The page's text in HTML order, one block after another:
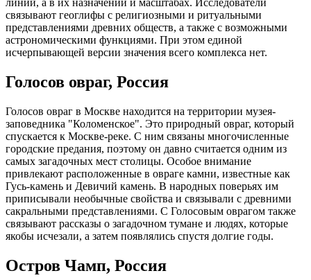
линий, а в их назначении и масштабах. Исследователи
связывают геоглифы с религиозными и ритуальными
представлениями древних обществ, а также с возможными
астрономическими функциями. При этом единой
исчерпывающей версии значения всего комплекса нет.
Голосов овраг, Россия
Голосов овраг в Москве находится на территории музея-
заповедника "Коломенское". Это природный овраг, который
спускается к Москве-реке. С ним связаны многочисленные
городские предания, поэтому он давно считается одним из
самых загадочных мест столицы. Особое внимание
привлекают расположенные в овраге камни, известные как
Гусь-камень и Девичий камень. В народных поверьях им
приписывали необычные свойства и связывали с древними
сакральными представлениями. С Голосовым оврагом также
связывают рассказы о загадочном тумане и людях, которые
якобы исчезали, а затем появлялись спустя долгие годы.
Остров Чамп, Россия